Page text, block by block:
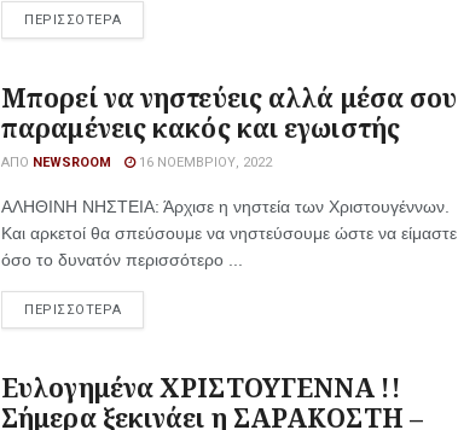
ΠΕΡΙΣΣΟΤΕΡΑ
Μπορεί να νηστεύεις αλλά μέσα σου
παραμένεις κακός και εγωιστής
ΑΠΌ NEWSROOM 16 ΝΟΕΜΒΡΊΟΥ, 2022
ΑΛΗΘΙΝΗ ΝΗΣΤΕΙΑ: Άρχισε η νηστεία των Χριστουγέννων.
Και αρκετοί θα σπεύσουμε να νηστεύσουμε ώστε να είμαστε
όσο το δυνατόν περισσότερο ...
ΠΕΡΙΣΣΟΤΕΡΑ
Ευλογημένα ΧΡΙΣΤΟΥΓΕΝΝΑ !!
Σήμερα ξεκινάει η ΣΑΡΑΚΟΣΤΗ –